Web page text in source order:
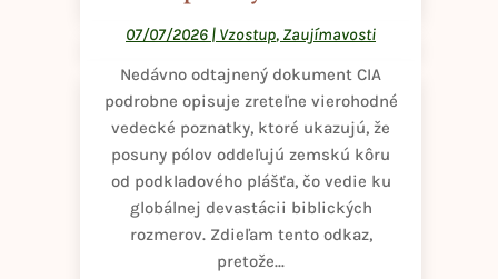
07/07/2026 | Vzostup, Zaujímavosti
Nedávno odtajnený dokument CIA
podrobne opisuje zreteľne vierohodné
vedecké poznatky, ktoré ukazujú, že
posuny pólov oddeľujú zemskú kôru
od podkladového plášťa, čo vedie ku
globálnej devastácii biblických
rozmerov. Zdieľam tento odkaz,
pretože...